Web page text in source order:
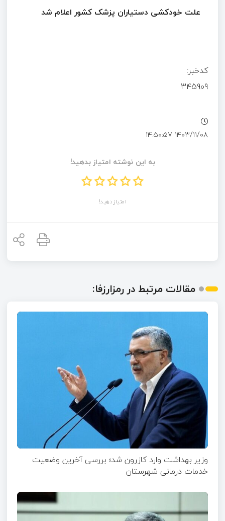
علت خودکشی دستیاران پزشک کشور اعلام شد
کدخبر:
345909
۱۴۰۳/۱۱/۰۸ ۱۴:۵۰:۵۷
به این نوشته امتیاز بدهید!
امتیاز دهید!
مقالات مرتبط در رمزارزفا:
وزیر بهداشت وارد کازرون شد؛ بررسی آخرین وضعیت
خدمات درمانی شهرستان